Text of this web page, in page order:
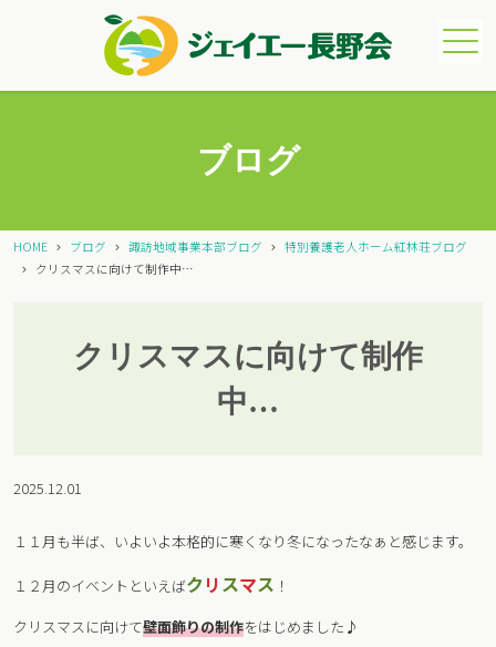
メニュー
ブログ
HOME ブログ 諏訪地域事業本部ブログ
特別養護老人ホーム紅林荘ブログ
クリスマスに向けて制作中…
クリスマスに向けて制作
中…
2025.12.01
１１月も半ば、いよいよ本格的に寒くなり冬になったなぁと感じます。
１２月のイベントといえばクリスマス ！
クリスマスに向けて壁面飾りの制作をはじめました♪